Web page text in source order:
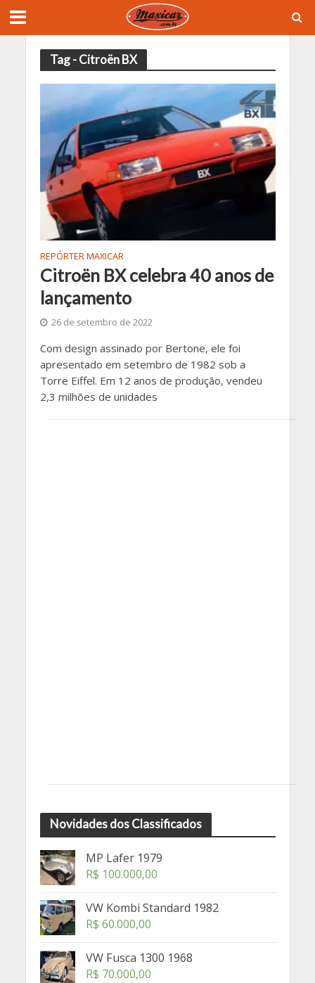
Tag - Citroën BX
REPÓRTER MAXICAR
Citroën BX celebra 40 anos de
lançamento
26 de setembro de 2022
Com design assinado por Bertone, ele foi
apresentado em setembro de 1982 sob a
Torre Eiffel. Em 12 anos de produção, vendeu
2,3 milhões de unidades
Novidades dos Classificados
MP Lafer 1979
R$ 100.000,00
VW Kombi Standard 1982
R$ 60.000,00
VW Fusca 1300 1968
R$ 70.000,00